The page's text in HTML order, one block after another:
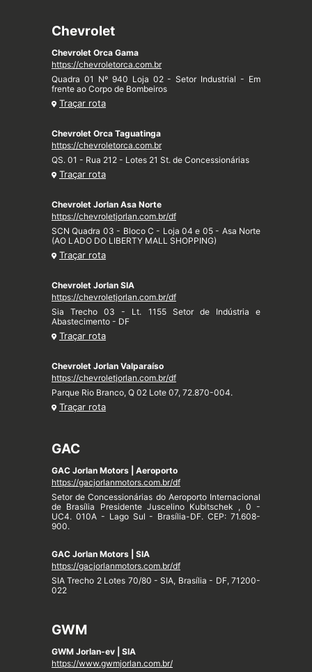
Chevrolet
Chevrolet Orca Gama
https://chevroletorca.com.br
Quadra 01 Nº 940 Loja 02 - Setor Industrial - Em
frente ao Corpo de Bombeiros
Traçar rota
Chevrolet Orca Taguatinga
https://chevroletorca.com.br
QS. 01 - Rua 212 - Lotes 21 St. de Concessionárias
Traçar rota
Chevrolet Jorlan Asa Norte
https://chevroletjorlan.com.br/df
SCN Quadra 03 - Bloco C - Loja 04 e 05 - Asa Norte
(AO LADO DO LIBERTY MALL SHOPPING)
Traçar rota
Chevrolet Jorlan SIA
https://chevroletjorlan.com.br/df
Sia Trecho 03 - Lt. 1155 Setor de Indústria e
Abastecimento - DF
Traçar rota
Chevrolet Jorlan Valparaíso
https://chevroletjorlan.com.br/df
Parque Rio Branco, Q 02 Lote 07, 72.870-004.
Traçar rota
GAC
GAC Jorlan Motors | Aeroporto
https://gacjorlanmotors.com.br/df
Setor de Concessionárias do Aeroporto Internacional
de Brasília Presidente Juscelino Kubitschek , 0 -
UC4. 010A - Lago Sul - Brasília-DF. CEP: 71.608-
900.
GAC Jorlan Motors | SIA
https://gacjorlanmotors.com.br/df
SIA Trecho 2 Lotes 70/80 - SIA, Brasília - DF, 71200-
022
GWM
GWM Jorlan-ev | SIA
https://www.gwmjorlan.com.br/